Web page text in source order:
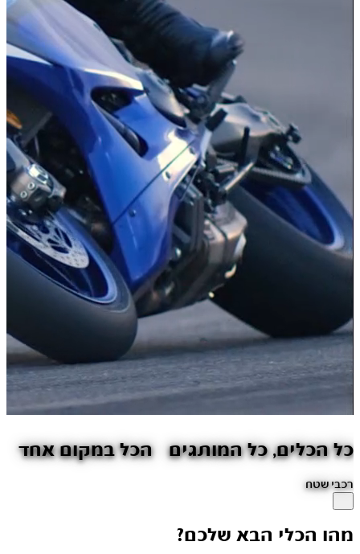
כל הכלים, כל המותגים הכל במקום אחד
טרקטורונים
מהו הכלי הבא שלכם?